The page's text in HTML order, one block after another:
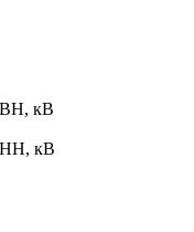
ВН, кВ
НН, кВ